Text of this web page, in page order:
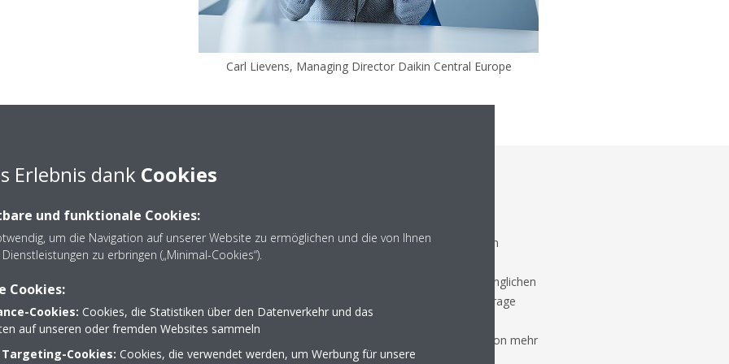
Carl Lievens, Managing Director Daikin Central Europe
als Marktführer
nach
als je zuvor gewachsen –
Fördernd wirkten hier die EU-
des europäischen
der Unabhängigkeit
Investitionen in
"Trotz der herausfordernden Liefersituation und
Unregelmäßigkeiten im Hinblick auf die Verfügbarkeit von
Komponenten, konnte unsere Liefer- und
Fertigungsorganisation sicherstellen, dass wir die ursprünglichen
Produktionspläne übertreffen, um der steigenden Nachfrage
nach Wärmepumpen nachzukommen. Im Bereich
Wärmepumpenheizungen erzielten wir ein Umsatzplus von mehr
als 150% im Vergleich zum Vorjahr", erklärt
Erlebnis dank Cookies
und funktionale Cookies:
um die Navigation auf unserer Website zu ermöglichen und die von Ihnen
zu erbringen („Minimal-Cookies“).
Cookies:
Cookies: Cookies, die Statistiken über den Datenverkehr und das
auf unseren oder fremden Websites sammeln
Cookies: Cookies, die verwendet werden, um Werbung für unsere